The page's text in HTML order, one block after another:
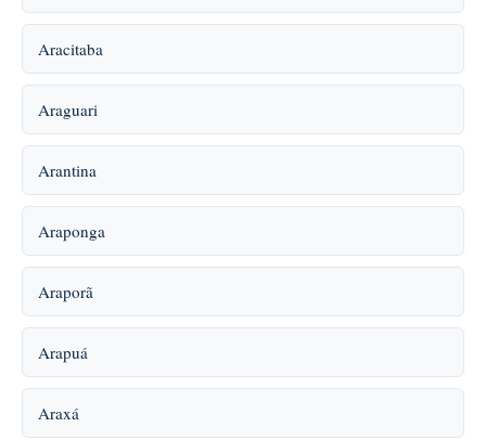
Aracitaba
Araguari
Arantina
Araponga
Araporã
Arapuá
Araxá